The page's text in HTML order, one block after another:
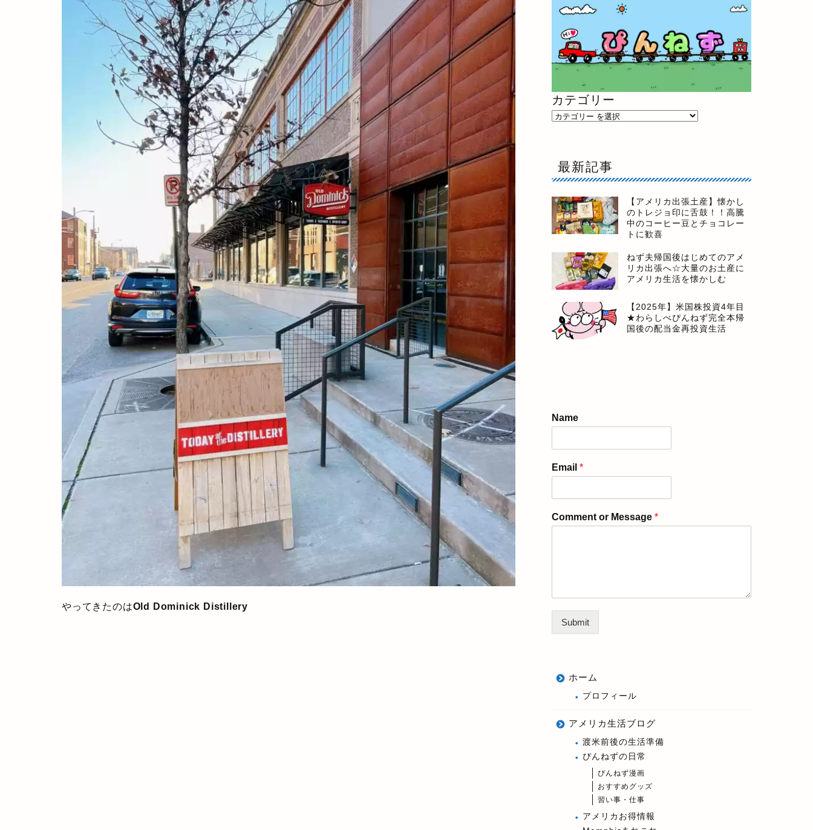
やってきたのはOld Dominick Distillery
カテゴリー
最新記事
【アメリカ出張土産】懐かし
のトレジョ印に舌鼓！！高騰
中のコーヒー豆とチョコレー
トに歓喜
ねず夫帰国後はじめてのアメ
リカ出張へ☆大量のお土産に
アメリカ生活を懐かしむ
【2025年】米国株投資4年目
★わらしべぴんねず完全本帰
国後の配当金再投資生活
Name
Email *
Comment or Message *
Submit
ホーム
プロフィール
アメリカ生活ブログ
渡米前後の生活準備
ぴんねずの日常
ぴんねず漫画
おすすめグッズ
習い事・仕事
アメリカお得情報